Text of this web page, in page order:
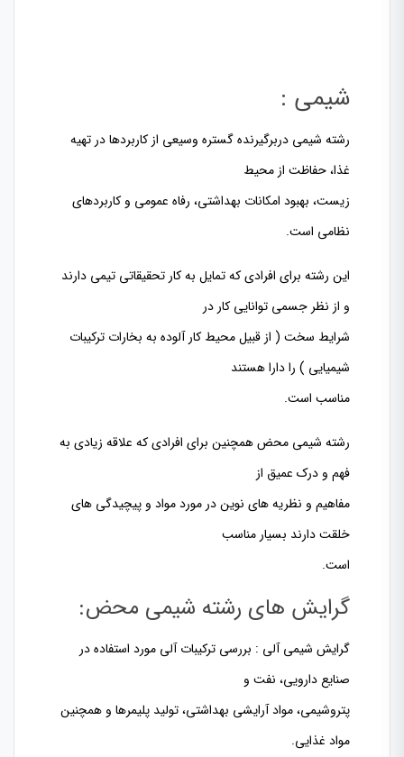
شیمی :
رشته شیمی دربرگیرنده گستره وسیعی از کاربردها در تهیه
غذا، حفاظت از محیط
زیست، بهبود امکانات بهداشتی، رفاه عمومی و کاربردهای
نظامی است.
این رشته برای افرادی که تمایل به کار تحقیقاتی تیمی دارند
و از نظر جسمی توانایی کار در
شرایط سخت ( از قبیل محیط کار آلوده به بخارات ترکیبات
شیمیایی ) را دارا هستند
مناسب است.
رشته شیمی محض همچنین برای افرادی که علاقه زیادی به
فهم و درک عمیق از
مفاهیم و نظریه های نوین در مورد مواد و پیچیدگی های
خلقت دارند بسیار مناسب
است.
گرایش های رشته شیمی محض:
گرایش شیمی آلی : بررسی ترکیبات آلی مورد استفاده در
صنایع دارویی، نفت و
پتروشیمی، مواد آرایشی بهداشتی، تولید پلیمرها و همچنین
مواد غذایی.